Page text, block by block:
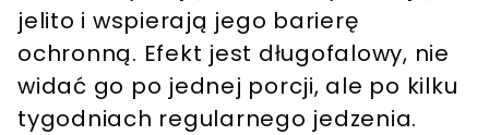
jelito i wspierają jego barierę
ochronną. Efekt jest długofalowy, nie
widać go po jednej porcji, ale po kilku
tygodniach regularnego jedzenia.